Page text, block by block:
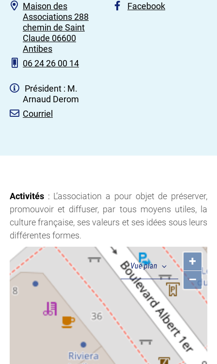
Maison des
Associations 288
chemin de Saint
Claude 06600
Antibes
06 24 26 00 14
Président : M.
Arnaud Derom
Courriel
Facebook
Activités : L’association a pour objet de préserver,
promouvoir et diffuser, par tous moyens utiles, la
culture française, ses valeurs et ses idées sous leurs
différentes formes.
+
–